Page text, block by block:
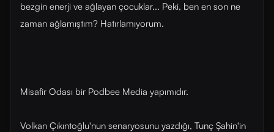
bezgin enerji ve ağlayan çocuklar... Peki, ben en son ne
zaman ağlamıştım? Hatırlamıyorum.
Misafir Odası bir Podbee Media yapımıdır.
Volkan Çıkıntoğlu'nun senaryosunu yazdığı, Tunç Şahin'in